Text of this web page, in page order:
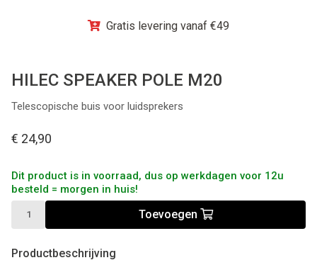
Gratis levering vanaf €49
HILEC SPEAKER POLE M20
Telescopische buis voor luidsprekers
€ 24,90
Dit product is in voorraad, dus op werkdagen voor 12u
besteld = morgen in huis!
Toevoegen
Productbeschrijving